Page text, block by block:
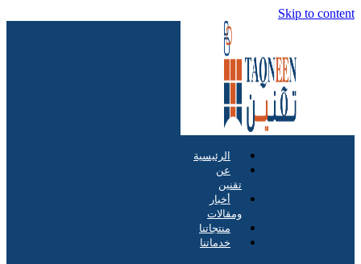
Skip to content
الرئيسية
عن
تقنين
أخبار
ومقالات
منتجاتنا
خدماتنا